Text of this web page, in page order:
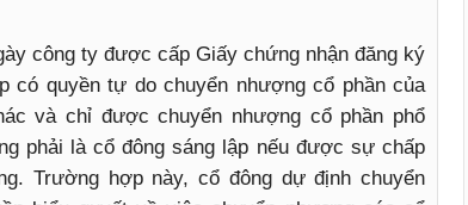
công ty được cấp Giấy chứng nhận đăng ký
có quyền tự do chuyển nhượng cổ phần của
và chỉ được chuyển nhượng cổ phần phổ
phải là cổ đông sáng lập nếu được sự chấp
Trường hợp này, cổ đông dự định chuyển